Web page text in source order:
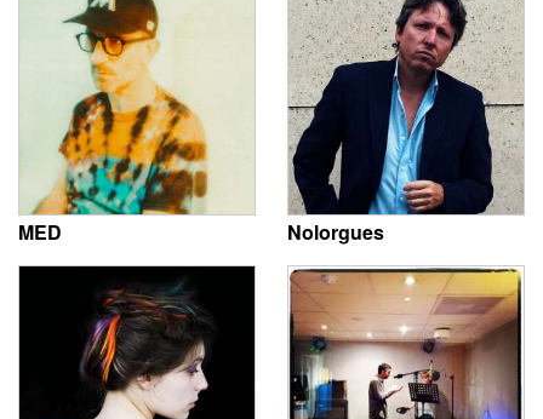
MED Nolorgues